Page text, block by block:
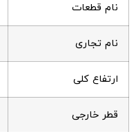
نام قطعات
نام تجاری
ارتفاع کلی
قطر خارجی